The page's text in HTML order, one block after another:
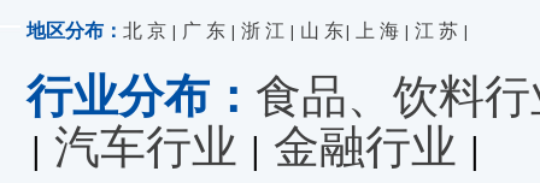
地区分布： 北 京 | 广 东 | 浙 江 | 山 东| 上 海 | 江 苏 |
行业分布： 食品、饮料
| 汽车行业 | 金融行业 |